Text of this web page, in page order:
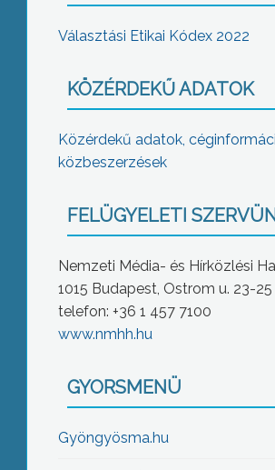
Választási Etikai Kódex 2022
KÖZÉRDEKŰ ADATOK
Közérdekű adatok,
közbeszerzések
FELÜGYELETI
Nemzeti Média- és Hírközlési
1015 Budapest, Ostrom u. 23-25
telefon: +36 1 457 7100
www.nmhh.hu
GYORSMENÜ
Gyöngyösma.hu